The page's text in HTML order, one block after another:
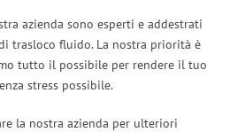
azienda sono esperti e addestrati
trasloco fluido. La nostra priorità è
tutto il possibile per rendere il tuo
stress possibile.
la nostra azienda per ulteriori